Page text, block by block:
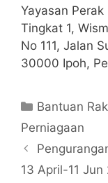
Yayasan
Tingkat 1,
No 111, Jalan
30000 Ipoh,
Categories
Bantuan
Perniagaan
13 April-11 Jun